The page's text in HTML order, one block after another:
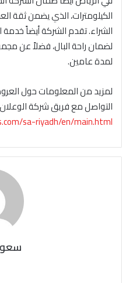
الكيلومترات، الذي يضمن ثقة
لضمان راحة البال، فضلاً عن
لمدة عامين.
لمزيد من المعلومات حول
التواصل مع فريق شركة الوعلان
sa-riyadh/en/main.html